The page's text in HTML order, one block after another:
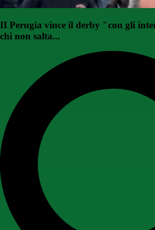
II Perugia vince il derby "con gli
chi non salta...